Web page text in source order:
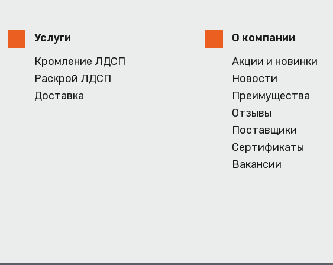
Услуги
Кромление ЛДСП
Раскрой ЛДСП
Доставка
О компании
Акции и новинки
Новости
Преимущества
Отзывы
Поставщики
Сертификаты
Вакансии